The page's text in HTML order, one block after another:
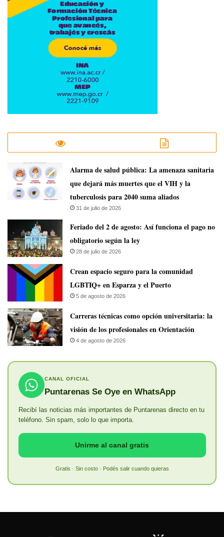
​Alarma de salud pública: La amenaza sanitaria
que dejará más muertes que el VIH y la
tuberculosis para 2040 suma aliados
31 de julio de 2026
Feriado del 2 de agosto: Así funciona el pago no
obligatorio según la ley
28 de julio de 2026
Crean espacio seguro para la comunidad
LGBTIQ+ en Esparza y el Puerto
5 de agosto de 2026
Carreras técnicas como opción universitaria: la
visión de los profesionales en Orientación
4 de agosto de 2026
CANAL OFICIAL
Puntarenas Se Oye en WhatsApp
Recibí las noticias más importantes de Puntarenas directo en tu
teléfono. Sin spam, solo lo que importa.
Unirme al canal gratis
Gratis · Sin costo · Podés salir cuando quieras